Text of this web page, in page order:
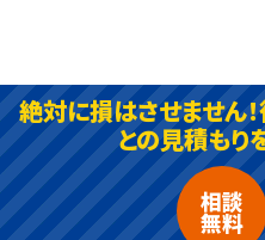
絶対に損はさせません
との見積もり
相談
無料